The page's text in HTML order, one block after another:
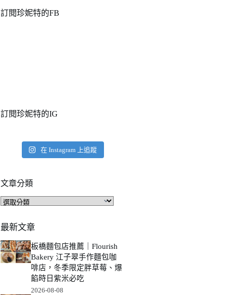
訂閱珍妮特的FB
訂閱珍妮特的IG
在 Instagram 上追蹤
文章分類
文
分
類
最新文章
板橋麵包店推薦｜Flourish
Bakery 江子翠手作麵包咖
啡店，冬季限定胖草莓、爆
餡時日紫米必吃
2026-08-08